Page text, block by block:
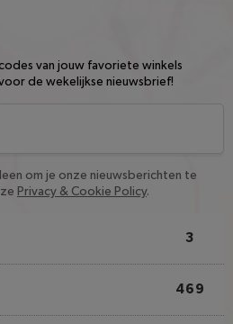
van jouw favoriete winkels
de wekelijkse nieuwsbrief!
om je onze nieuwsberichten te
Privacy & Cookie Policy.
3
469